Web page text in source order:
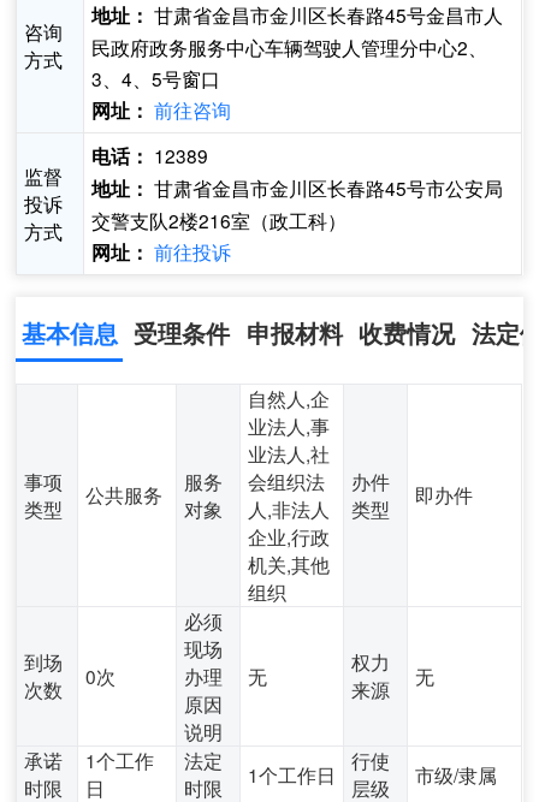
咨询
方式
地址： 甘肃省金昌市金川区长春路45号金昌市人
民政府政务服务中心车辆驾驶人管理分中心2、
3、4、5号窗口
网址： 前往咨询
监督
投诉
方式
电话： 12389
地址： 甘肃省金昌市金川区长春路45号市公安局
交警支队2楼216室（政工科）
网址： 前往投诉
基本信息 受理条件 申报材料 收费情况 法定
事项
类型
公共服务
服务
对象
自然人,企
业法人,事
业法人,社
会组织法
人,非法人
企业,行政
机关,其他
组织
办件
类型
即办件
到场
次数
0次
必须
现场
办理
原因
说明
无
权力
来源
无
承诺
时限
1个工作
日
法定
时限
1个工作日
行使
层级
市级/隶属